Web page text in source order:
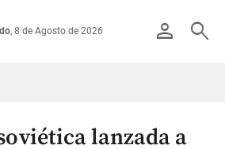
person search
, 8 de Agosto de 2026
lanzada a